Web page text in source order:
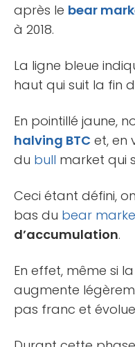
après le bear
à 2018.
La ligne bleue
haut qui suit la fin
En pointillé jaune,
halving BTC et, en
du bull market qui
Ceci étant défini,
bas du bear
d’accumulation.
En effet, même si
augmente
pas franc et